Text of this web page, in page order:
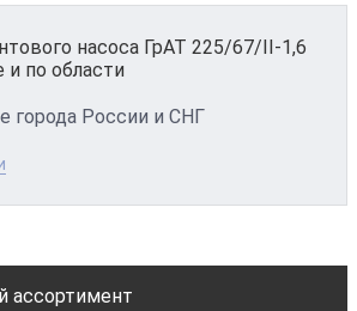
города России и СНГ
ассортимент